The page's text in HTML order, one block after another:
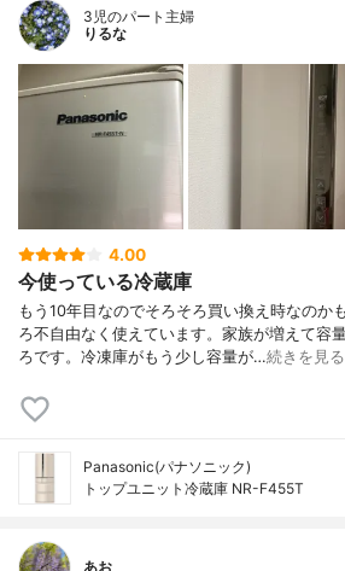
3児のパート主婦
りるな
4.00
今使っている冷蔵庫
もう10年目なのでそろそろ買い換え時なのか
ろ不自由なく使えています。家族が増えて容
ろです。冷凍庫がもう少し容量が…続きを見る
Panasonic(パナソニック)
トップユニット冷蔵庫 NR-F455T
あお